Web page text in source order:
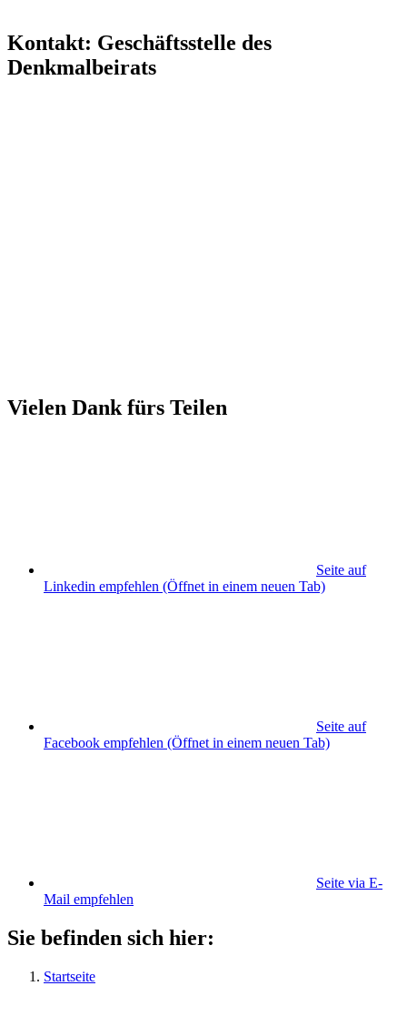
Kontakt: Geschäftsstelle des
Denkmalbeirats
Vielen Dank fürs Teilen
Seite auf
Linkedin empfehlen (Öffnet in einem neuen Tab)
Seite auf
Facebook empfehlen (Öffnet in einem neuen Tab)
Seite via E-
Mail empfehlen
Sie befinden sich hier:
Startseite